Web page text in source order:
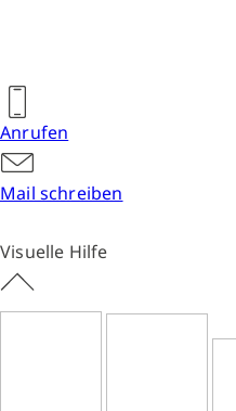
Anrufen
Mail schreiben
Visuelle Hilfe